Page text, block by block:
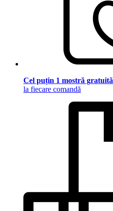
Cel puțin 1 mostră gratuită
la fiecare comandă